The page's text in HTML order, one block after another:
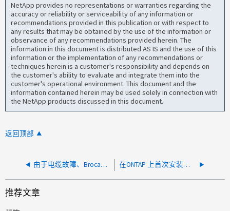
NetApp provides no representations or warranties regarding the
accuracy or reliability or serviceability of any information or
recommendations provided in this publication or with respect to
any results that may be obtained by the use of the information or
observance of any recommendations provided herein. The
information in this document is distributed AS IS and the use of this
information or the implementation of any recommendations or
techniques herein is a customer's responsibility and depends on
the customer's ability to evaluate and integrate them into the
customer's operational environment. This document and the
information contained herein may be used solely in connection with
the NetApp products discussed in this document.
返回顶部
由于电缆故障、Brocade交换机端口上报告Rx功率低 在ONTAP 上首次安装后、IOMeter中的iSCSI吞吐量较低
推荐文章